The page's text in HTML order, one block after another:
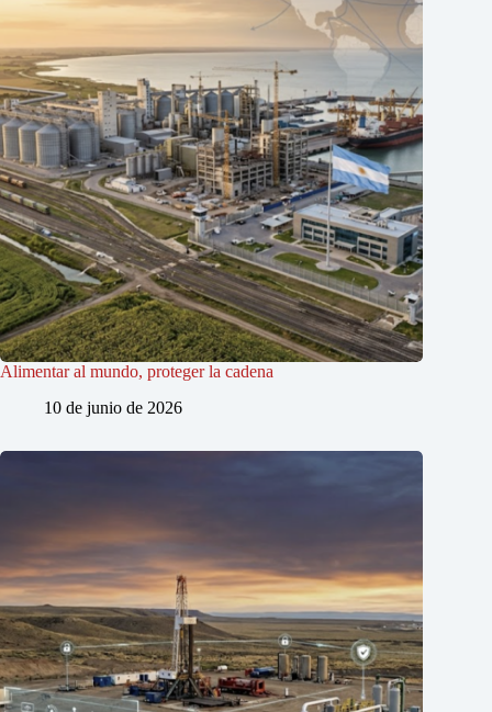
Alimentar al mundo, proteger la cadena
10 de junio de 2026